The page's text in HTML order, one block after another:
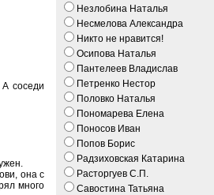
соседи
она с
много
Незлобина Наталья
Несмелова Александра
Никто не нравится!
Осипова Наталья
Пантелеев Владислав
Петренко Нестор
Половко Наталья
Пономарева Елена
Поносов Иван
Попов Борис
Радзиховская Катарина
Расторгуев С.П.
Савостина Татьяна